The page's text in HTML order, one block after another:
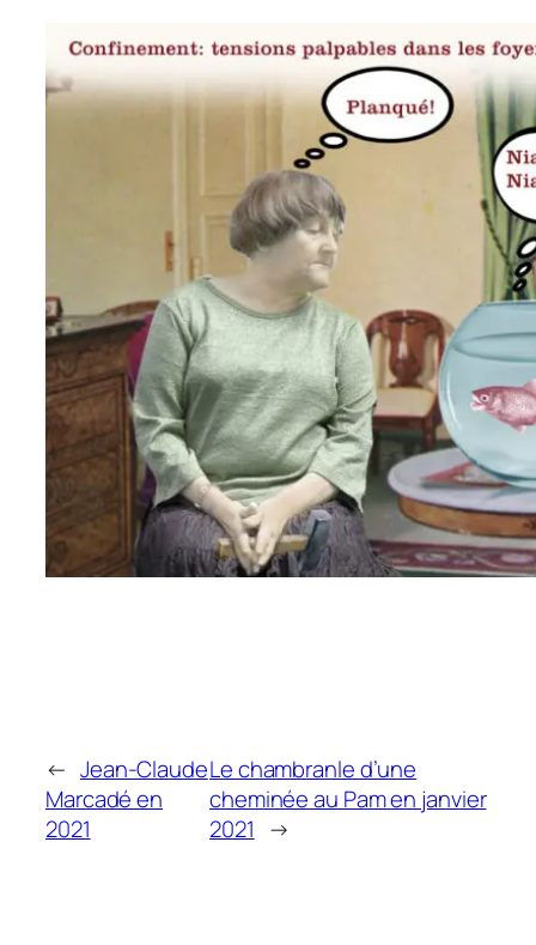
← Jean-Claude
Marcadé en
2021
Le chambranle d’une
cheminée au Pam en janvier
2021 →